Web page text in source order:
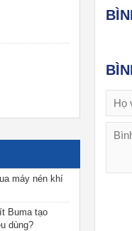
máy nén khí
Buma tạo
dùng?